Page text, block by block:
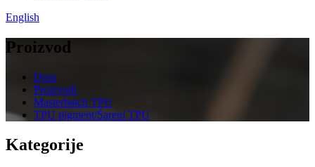
English
Proizvod
Dom
Proizvodi
Masterbatch TPU
TPU pigment/Šareni TPU
Kategorije